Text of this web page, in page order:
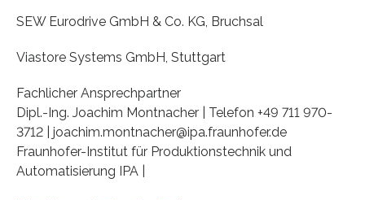
SEW Eurodrive GmbH & Co. KG, Bruchsal
Viastore Systems GmbH, Stuttgart
Fachlicher Ansprechpartner
Dipl.-Ing. Joachim Montnacher | Telefon +49 711 970-
3712 | joachim.montnacher@ipa.fraunhofer.de
Fraunhofer-Institut für Produktionstechnik und
Automatisierung IPA |